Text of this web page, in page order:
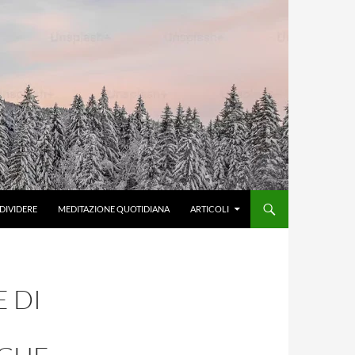
MEDITAZIONE QUOTIDIANA ARTICOLI
DI